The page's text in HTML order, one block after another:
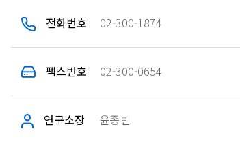
전화번호 02-300-1874
팩스번호 02-300-0654
연구소장 윤종빈